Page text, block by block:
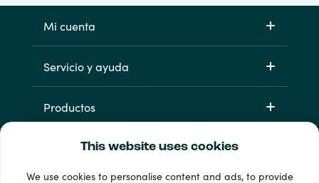
This website uses cookies
We use cookies to personalise content and ads, to provide
Mi cuenta
Servicio y ayuda
Productos